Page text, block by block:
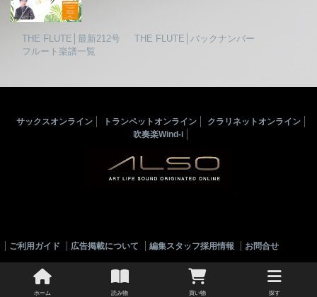
ホーム 読み物 買い物 探す
THE FLUTE│最新212号
THE FLUTE│バックナンバー
フルート楽譜一覧
サックスオンライン トランペットオンライン
クラリネットオンライン
吹奏楽Wind-i
ご利用ガイド 広告掲載について 編集スタッフ採用情報 お問合せ